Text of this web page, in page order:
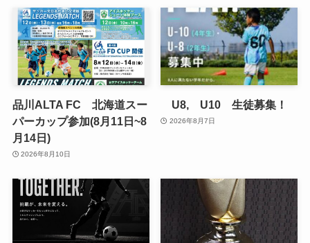
品川ALTA FC 北海道スー
パーカップ参加(8月11日~8
月14日)
2026年8月10日
U8, U10 生徒募集！
2026年8月7日